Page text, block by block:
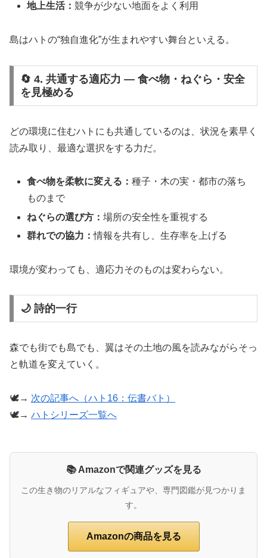
地上生活：競争が少ない地面をよく利用
島はハトの“独自進化”が生まれやすい舞台といえる。
🔄 4. 共通する適応力 ― 食べ物・ねぐら・安全
を見極める
どの環境に住むハトにも共通しているのは、状況を素早く
読み取り、最適な選択をする力だ。
食べ物を柔軟に変える：種子・木の実・都市の落ち
ものまで
ねぐらの選び方：場所の安全性を重視する
群れでの協力：情報を共有し、生存率を上げる
環境が変わっても、適応力そのものは変わらない。
🌙 詩的一行
森でも街でも島でも、翼はその土地の風を読みながらそっ
と軌道を変えていく。
🕊️→ 次の記事へ（ハト16：伝書バト）
🕊️→ ハトシリーズ一覧へ
📚 Amazonで関連グッズを見る
この生き物のリアルなフィギュアや、専門図鑑が見つかりま
す。
Amazonの商品を見る